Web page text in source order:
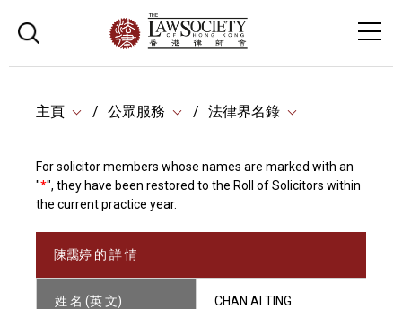
主頁 公眾服務 法律界名錄
For solicitor members whose names are marked with an
"*", they have been restored to the Roll of Solicitors within
the current practice year.
陳靄婷 的 詳 情
姓 名 (英 文) CHAN AI TING